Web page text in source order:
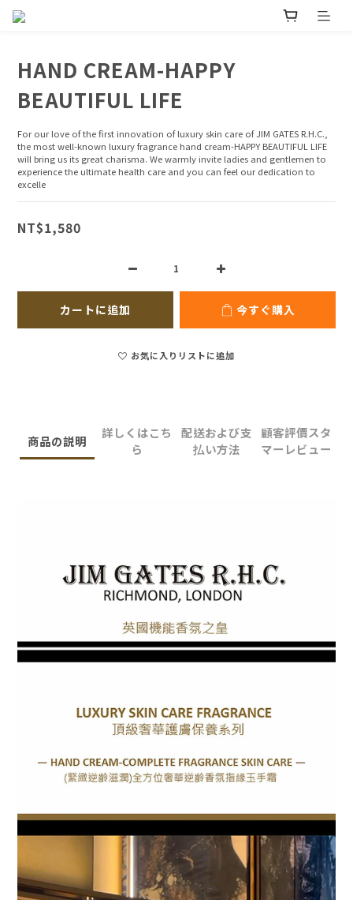
HAND CREAM-HAPPY
BEAUTIFUL LIFE
For our love of the first innovation of luxury skin care of JIM GATES R.H.C.,
the most well-known luxury fragrance hand cream-HAPPY BEAUTIFUL LIFE
will bring us its great charisma. We warmly invite ladies and gentlemen to
experience the ultimate health care and you can feel our dedication to
excelle
NT$1,580
カートに追加 今すぐ購入
お気に入りリストに追加
商品の説明
詳しくはこち
ら
配送および支
払い方法
顧客評價スタ
マーレビュー